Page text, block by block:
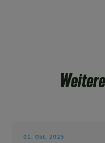
01. Okt. 2025